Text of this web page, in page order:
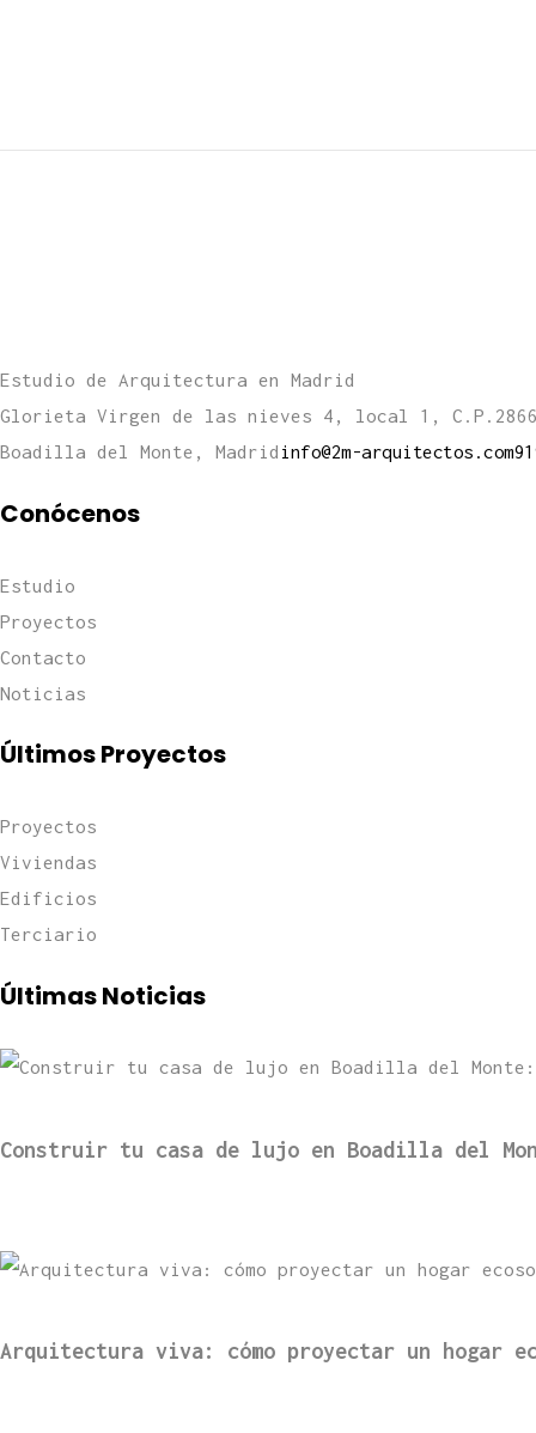
Estudio de Arquitectura en Madrid
Glorieta Virgen de las nieves 4, local 1,
Boadilla del Monte, Madrid info@2m-arquitectos.com
Conócenos
Estudio
Proyectos
Contacto
Noticias
Últimos Proyectos
Proyectos
Viviendas
Edificios
Terciario
Últimas Noticias
Construir tu casa de lujo en Boadilla del
Arquitectura viva: cómo proyectar un hogar